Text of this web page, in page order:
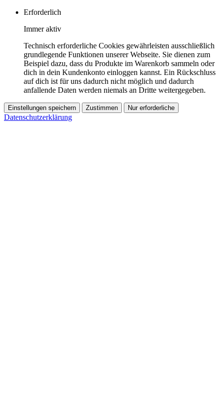
Erforderlich
Immer aktiv
Technisch erforderliche Cookies gewährleisten ausschließlich
grundlegende Funktionen unserer Webseite. Sie dienen zum
Beispiel dazu, dass du Produkte im Warenkorb sammeln oder
dich in dein Kundenkonto einloggen kannst. Ein Rückschluss
auf dich ist für uns dadurch nicht möglich und dadurch
anfallende Daten werden niemals an Dritte weitergegeben.
Einstellungen speichern Zustimmen Nur erforderliche
Datenschutzerklärung